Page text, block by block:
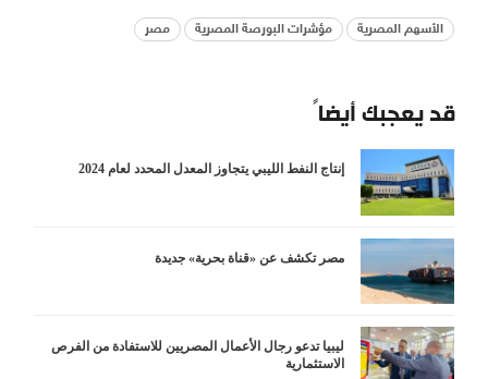
الأسهم المصرية مؤشرات البورصة المصرية مصر
قد يعجبك أيضاً
إنتاج النفط الليبي يتجاوز المعدل المحدد لعام 2024
مصر تكشف عن «قناة بحرية» جديدة
ليبيا تدعو رجال الأعمال المصريين للاستفادة من الفرص
الاستثمارية